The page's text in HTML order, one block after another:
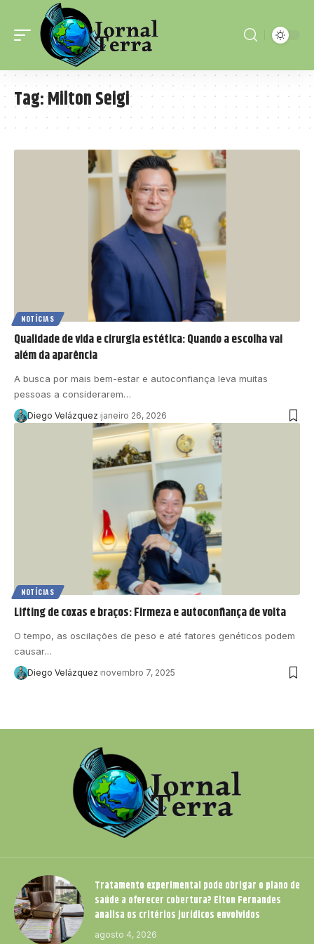
Tag:Milton Seigi
NOTÍCIAS
Qualidade de vida e cirurgia estética: Quando a escolha vai
além da aparência
A busca por mais bem-estar e autoconfiança leva muitas
pessoas a considerarem…
Diego Velázquez janeiro 26, 2026
NOTÍCIAS
Lifting de coxas e braços: Firmeza e autoconfiança de volta
O tempo, as oscilações de peso e até fatores genéticos podem
causar…
Diego Velázquez novembro 7, 2025
Tratamento experimental pode obrigar o plano de
saúde a oferecer cobertura? Elton Fernandes
analisa os critérios jurídicos envolvidos
agosto 4, 2026